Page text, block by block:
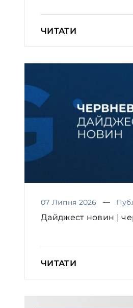
ЧИТАТИ
07 Липня 2026
Дайджест новин |
ЧИТАТИ